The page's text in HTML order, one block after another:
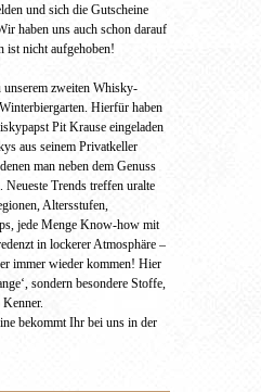
und sich die Gutscheine
haben uns auch schon darauf
ist nicht aufgehoben!
zweiten Whisky-
Hierfür haben
Pit Krause eingeladen
aus seinem Privatkeller
man neben dem Genuss
Neueste Trends treffen uralte
Altersstufen,
jede Menge Know-how mit
in lockerer Atmosphäre –
immer wieder kommen! Hier
sondern besondere Stoffe,
bekommt Ihr bei uns in der